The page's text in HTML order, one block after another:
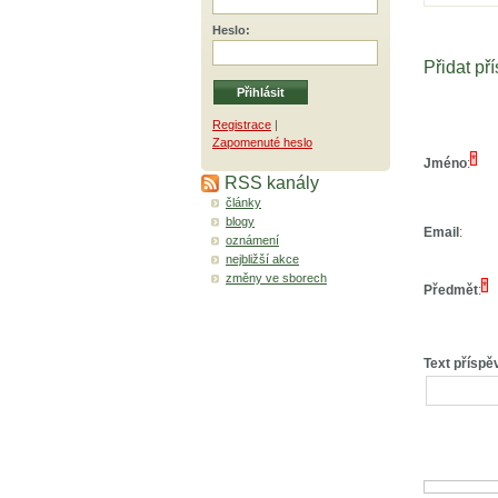
Heslo:
Registrace |
Zapomenuté heslo
RSS kanály
články
blogy
oznámení
nejbližší akce
změny ve sborech
Přidat
Jméno:*
Email :
Předmět:*
Text